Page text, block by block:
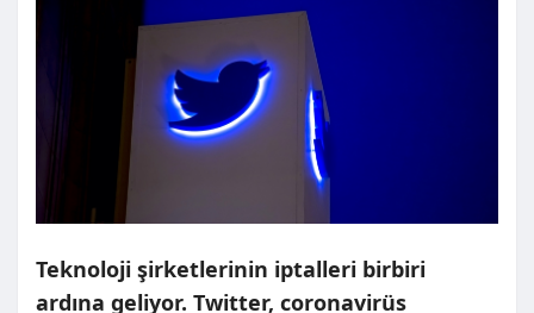
Teknoloji şirketlerinin iptalleri birbiri
ardına geliyor. Twitter, coronavirüs